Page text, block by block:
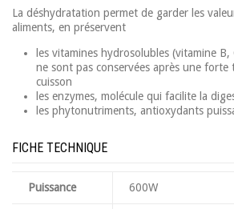
La déshydratation permet de garder les
aliments, en préservent
les vitamines hydrosolubles (vitamine
ne sont pas conservées après une forte
cuisson
les enzymes, molécule qui facilite la
les phytonutriments, antioxydants
FICHE TECHNIQUE
Puissance 600W